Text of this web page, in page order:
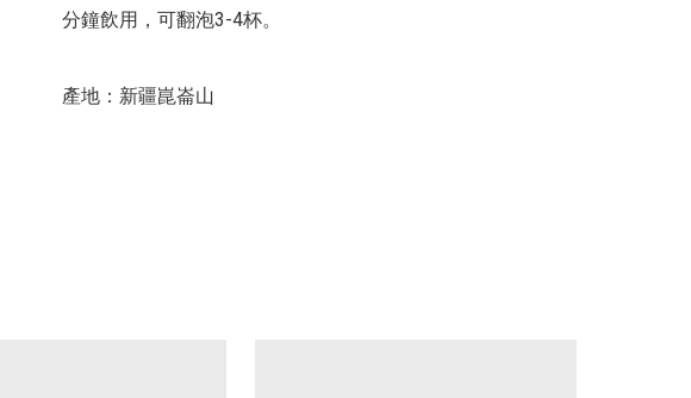
分鐘飲用，可翻泡3-4杯。
產地：新疆崑崙山